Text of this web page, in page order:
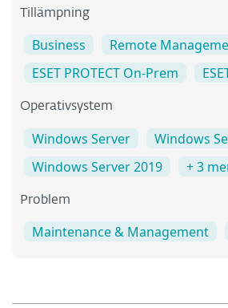
Tillämpning
Business
Remote
ESET PROTECT On-Prem
Operativsystem
Windows Server
Windows
Windows Server 2019
+ 3
Problem
Maintenance & Management